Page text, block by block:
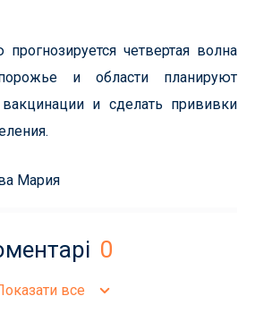
четвертая волна
и области планируют
и сделать прививки
Мария
0
все